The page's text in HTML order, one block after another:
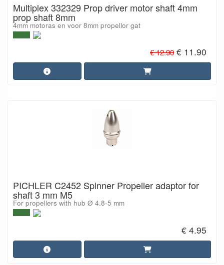
Multiplex 332329 Prop driver motor shaft 4mm
prop shaft 8mm
4mm motoras en voor 8mm propellor gat
€ 12.90 € 11.90
PICHLER C2452 Spinner Propeller adaptor for
shaft 3 mm M5
For propellers with hub Ø 4.8-5 mm
€ 4.95